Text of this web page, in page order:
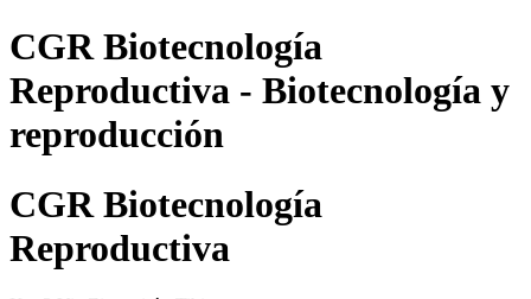
CGR Biotecnología
Reproductiva - Biotecnología y
reproducción
CGR Biotecnología
Reproductiva